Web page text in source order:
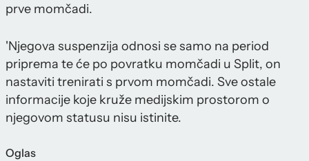
prve momčadi.
'Njegova suspenzija odnosi se samo na period
priprema te će po povratku momčadi u Split, on
nastaviti trenirati s prvom momčadi. Sve ostale
informacije koje kruže medijskim prostorom o
njegovom statusu nisu istinite.
Oglas